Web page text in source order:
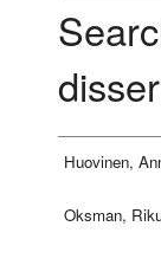
Huovinen,
Oksman,